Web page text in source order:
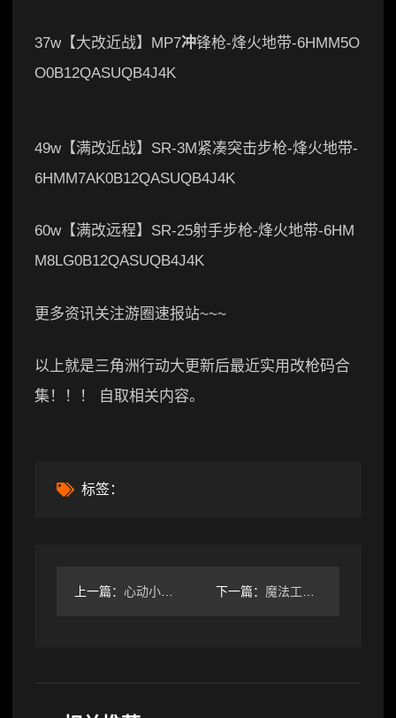
37w【大改近战】MP7冲锋枪-烽火地带-6HMM5O
O0B12QASUQB4J4K
49w【满改近战】SR-3M紧凑突击步枪-烽火地带-
6HMM7AK0B12QASUQB4J4K
60w【满改远程】SR-25射手步枪-烽火地带-6HM
M8LG0B12QASUQB4J4K
更多资讯关注游圈速报站~~~
以上就是三角洲行动大更新后最近实用改枪码合
集！！！ 自取相关内容。
标签：
上一篇： 心动小镇7月27号家具泡泡刷新位置 下一篇： 魔法工艺魔法工艺 全法杖图鉴 永恒堡垒②